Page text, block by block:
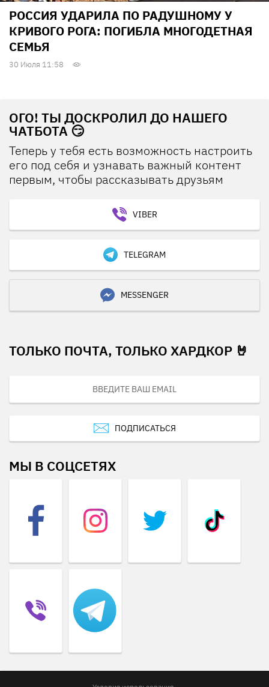
РОССИЯ УДАРИЛА ПО РАДУШНОМУ У
КРИВОГО РОГА: ПОГИБЛА МНОГОДЕТНАЯ
СЕМЬЯ
30 Июля 11:58
ОГО! ТЫ ДОСКРОЛИЛ ДО НАШЕГО
ЧАТБОТА 😏
Теперь у тебя есть возможность настроить
его под себя и узнавать важный контент
первым, чтобы рассказывать друзьям
VIBER
TELEGRAM
MESSENGER
ТОЛЬКО ПОЧТА, ТОЛЬКО ХАРДКОР 🤘
ПОДПИСАТЬСЯ
МЫ В СОЦСЕТЯХ